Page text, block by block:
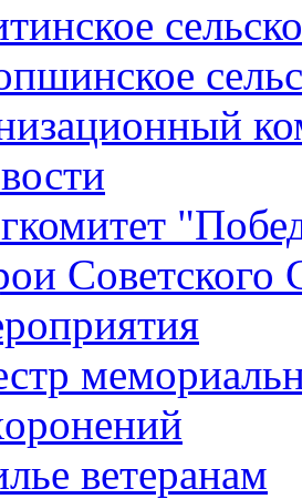
Советского
ветеранам